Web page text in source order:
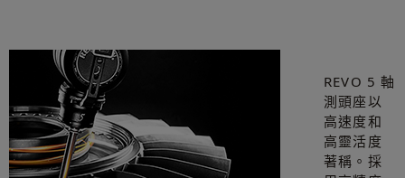
REVO 5 軸
測頭座以
高速度和
高靈活度
著稱。採